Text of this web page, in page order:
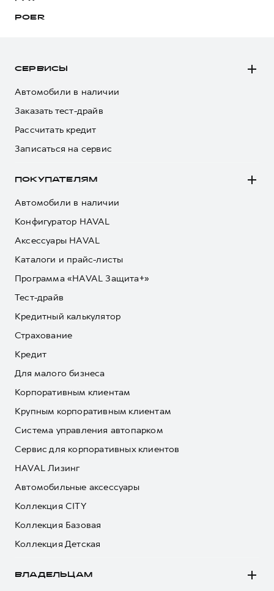
POER
СЕРВИСЫ
Автомобили в наличии
Заказать тест-драйв
Рассчитать кредит
Записаться на сервис
ПОКУПАТЕЛЯМ
Автомобили в наличии
Конфигуратор HAVAL
Аксессуары HAVAL
Каталоги и прайс-листы
Программа «HAVAL Защита+»
Тест-драйв
Кредитный калькулятор
Страхование
Кредит
Для малого бизнеса
Корпоративным клиентам
Крупным корпоративным клиентам
Система управления автопарком
Сервис для корпоративных клиентов
HAVAL Лизинг
Автомобильные аксессуары
Коллекция CITY
Коллекция Базовая
Коллекция Детская
ВЛАДЕЛЬЦАМ